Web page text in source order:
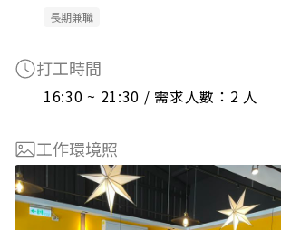
長期兼職
打工時間
16:30 ~ 21:30 / 需求人數：2 人
工作環境照